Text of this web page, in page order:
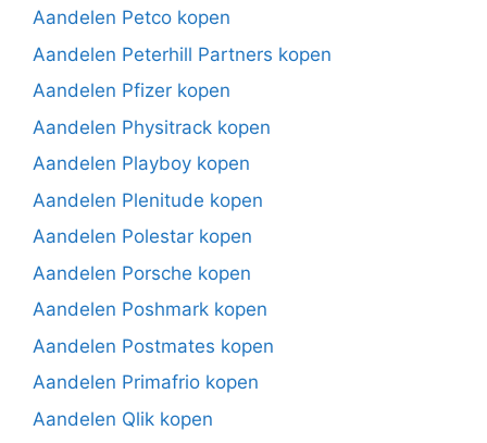
Aandelen Petco kopen
Aandelen Peterhill Partners kopen
Aandelen Pfizer kopen
Aandelen Physitrack kopen
Aandelen Playboy kopen
Aandelen Plenitude kopen
Aandelen Polestar kopen
Aandelen Porsche kopen
Aandelen Poshmark kopen
Aandelen Postmates kopen
Aandelen Primafrio kopen
Aandelen Qlik kopen